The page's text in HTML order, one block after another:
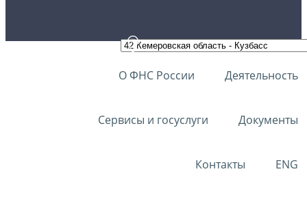
О ФНС России Деятельность
Сервисы и госуслуги Документы
Контакты ENG